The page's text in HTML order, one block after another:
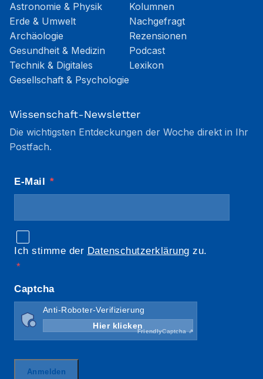
Astronomie & Physik
Erde & Umwelt
Archäologie
Gesundheit & Medizin
Technik & Digitales
Gesellschaft & Psychologie
Kolumnen
Nachgefragt
Rezensionen
Podcast
Lexikon
Wissenschaft-Newsletter
Die wichtigsten Entdeckungen der Woche direkt in Ihr
Postfach.